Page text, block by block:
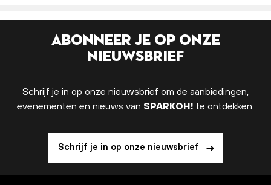
Abonneer je op onze
nieuwsbrief
Schrijf je in op onze nieuwsbrief om de aanbiedingen,
evenementen en nieuws van SPARKOH! te ontdekken.
Schrijf je in op onze nieuwsbrief